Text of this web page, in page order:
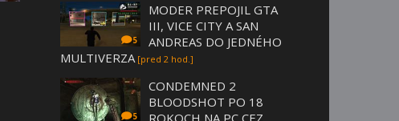
5
MODER PREPOJIL GTA
III, VICE CITY A SAN
ANDREAS DO JEDNÉHO
MULTIVERZA [pred 2 hod.]
5
CONDEMNED 2
BLOODSHOT PO 18
ROKOCH NA PC CEZ